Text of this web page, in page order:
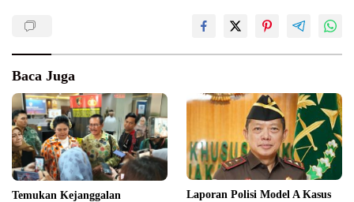
Baca Juga
Temukan Kejanggalan
Laporan Polisi Model A Kasus